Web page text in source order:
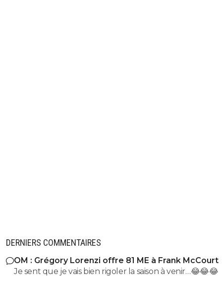
DERNIERS COMMENTAIRES
OM : Grégory Lorenzi offre 81 ME à Frank McCourt
Je sent que je vais bien rigoler la saison à venir…😂😂😂